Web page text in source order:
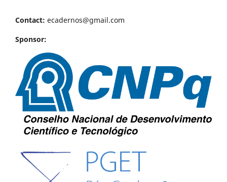
Contact: ecadernos@gmail.com
Sponsor: